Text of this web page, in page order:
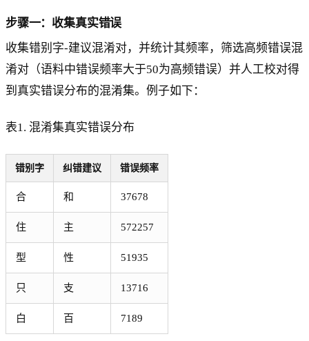
步骤一：收集真实错误
收集错别字-建议混淆对，并统计其频率，筛选高频错误混
淆对（语料中错误频率大于50为高频错误）并人工校对得
到真实错误分布的混淆集。例子如下：
表1. 混淆集真实错误分布
错别字 纠错建议 错误频率
合 和 37678
住 主 572257
型 性 51935
只 支 13716
白 百 7189